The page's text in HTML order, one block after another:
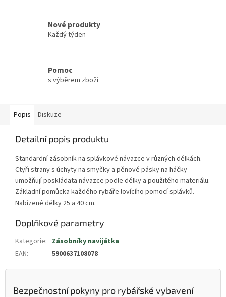
Nové produkty
Každý týden
Pomoc
s výběrem zboží
Popis Diskuze
Detailní popis produktu
Standardní zásobník na splávkové návazce v různých délkách.
Ctyři strany s úchyty na smyčky a pěnové pásky na háčky
umožňují poskládata návazce podle délky a použitého materiálu.
Základní pomůcka každého rybáře lovícího pomocí splávků.
Nabízené délky 25 a 40 cm.
Doplňkové parametry
Kategorie: Zásobníky navijátka
EAN: 5900637108078
Bezpečnostní pokyny pro rybářské vybavení